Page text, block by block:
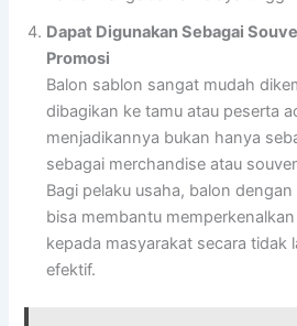
Dapat Digunakan Sebagai
Promosi
Balon sablon sangat mudah
dibagikan ke tamu atau peserta
menjadikannya bukan hanya
sebagai merchandise atau
Bagi pelaku usaha, balon
bisa membantu
kepada masyarakat secara tidak
efektif.